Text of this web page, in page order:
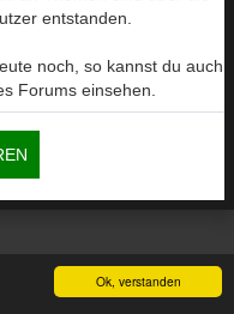
Ok, verstanden
entstanden.
noch, so kannst du auch
Forums einsehen.